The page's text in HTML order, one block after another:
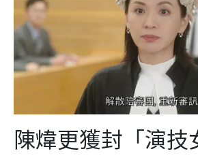
陳煒更獲封「演技